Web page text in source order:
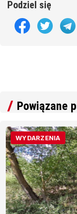
Podziel się
Powiązane
WYDARZENIA